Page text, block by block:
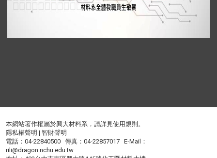
本網站著作權屬於興大材料系，請詳見使用規則 。
隱私權聲明 |智財聲明
電話：04-22840500 傳真：04-22857017 E-Mail：
rili@dragon.nchu.edu.tw